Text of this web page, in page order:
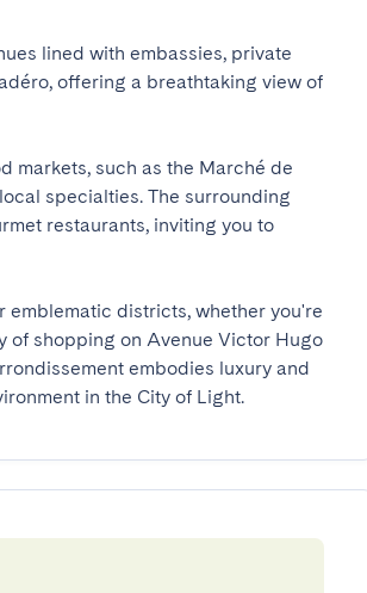
lined with embassies, private
offering a breathtaking view of
markets, such as the Marché de
specialties. The surrounding
restaurants, inviting you to
emblematic districts, whether you're
of shopping on Avenue Victor Hugo
embodies luxury and
in the City of Light.